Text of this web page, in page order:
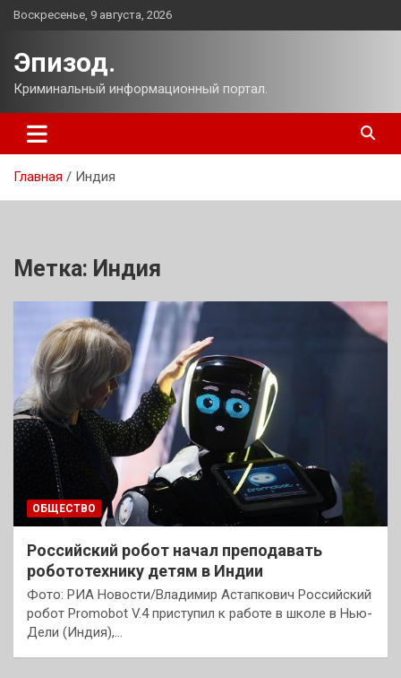
Перейти
Воскресенье, 9 августа, 2026
Эпизод.
Криминальный информационный портал.
Главная Индия
Метка: Индия
ОБЩЕСТВО
Российский робот начал преподавать
робототехнику детям в Индии
Фото: РИА Новости/Владимир Астапкович Российский
робот Promobot V.4 приступил к работе в школе в Нью-
Дели (Индия),…